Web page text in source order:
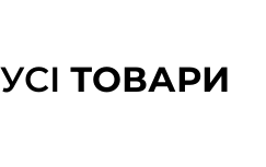
УСІ ТОВАРИ